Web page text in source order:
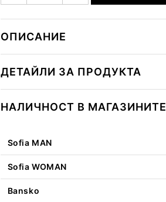
ОПИСАНИЕ
ДЕТАЙЛИ ЗА ПРОДУКТА
НАЛИЧНОСТ В МАГАЗИНИТЕ
Sofia MAN
Sofia WOMAN
Bansko